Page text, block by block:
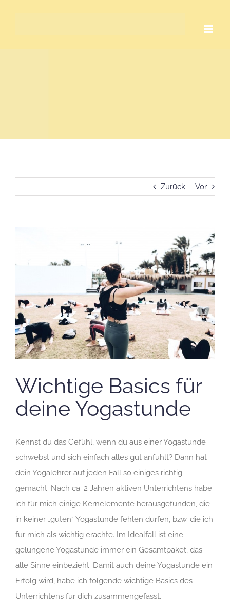
Zurück Vor
Bild
Wichtige Basics für
deine Yogastunde
Kennst du das Gefühl, wenn du aus einer Yogastunde
schwebst und sich einfach alles gut anfühlt? Dann hat
dein Yogalehrer auf jeden Fall so einiges richtig
gemacht. Nach ca. 2 Jahren aktiven Unterrichtens habe
ich für mich einige Kernelemente herausgefunden, die
in keiner „guten“ Yogastunde fehlen dürfen, bzw. die ich
für mich als wichtig erachte. Im Idealfall ist eine
gelungene Yogastunde immer ein Gesamtpaket, das
alle Sinne einbezieht. Damit auch deine Yogastunde ein
Erfolg wird, habe ich folgende wichtige Basics des
Unterrichtens für dich zusammengefasst.